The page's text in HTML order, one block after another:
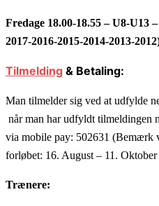
Fredage 18.00-18.55 – U8-U13
2017-2016-2015-2014-2013-
Tilmelding & Betaling:
Man tilmelder sig ved at udfylde
når man har udfyldt tilmeldingen
via mobile pay: 502631 (Bemærk
forløbet: 16. August – 11.
Trænere: